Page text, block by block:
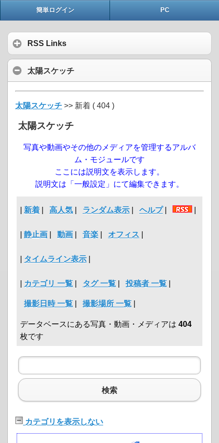
簡単ログイン PC
RSS Links
太陽スケッチ
太陽スケッチ >> 新着 ( 404 )
太陽スケッチ
写真や動画やその他のメディアを管理するアルバ
ム・モジュールです
ここには説明文を表示します。
説明文は「一般設定」にて編集できます。
新着 高人気 ランダム表示 ヘルプ|
静止画 動画 音楽 オフィス
タイムライン表示
カテゴリ 一覧 タグ 一覧 投稿者 一覧
撮影日時 一覧 撮影場所 一覧
データベースにある写真・動画・メディアは 404
枚です
検索
カテゴリを表示しない